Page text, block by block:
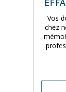
Vos
chez